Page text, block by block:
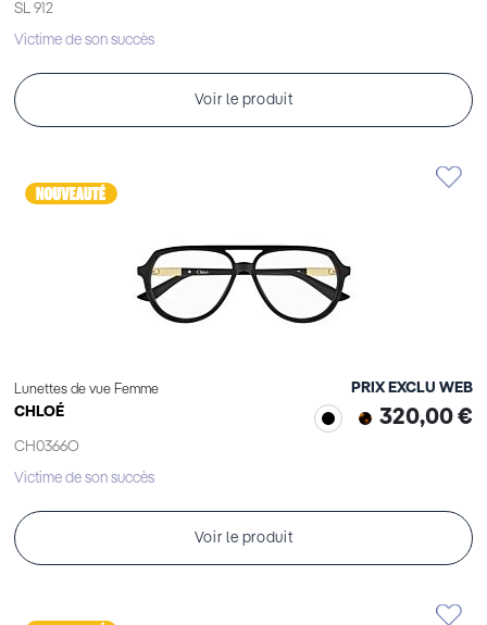
SL 912
Victime de son succès
Voir le produit
Lunettes de vue Femme
CHLOÉ
CH0366O
PRIX EXCLU WEB
320,00 €
Victime de son succès
Voir le produit